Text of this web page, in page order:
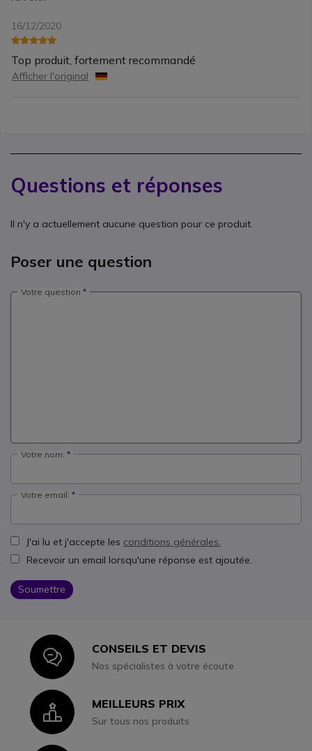
16/12/2020
Top produit, fortement recommandé
Afficher l'original
Questions et réponses
Il n'y a actuellement aucune question pour ce produit.
Poser une question
Votre question
Votre nom:
Votre email:
J'ai lu et j'accepte les conditions générales.
Recevoir un email lorsqu'une réponse est ajoutée.
Soumettre
IconCONSEILS ET DEVIS
Nos spécialistes à votre écoute
IconMEILLEURS PRIX
Sur tous nos produits